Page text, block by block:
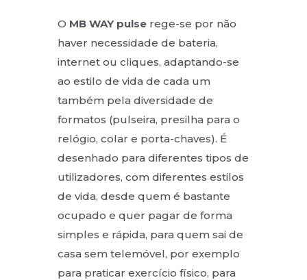
O MB WAY pulse rege-se por não
haver necessidade de bateria,
internet ou cliques, adaptando-se
ao estilo de vida de cada um
também pela diversidade de
formatos (pulseira, presilha para o
relógio, colar e porta-chaves). É
desenhado para diferentes tipos de
utilizadores, com diferentes estilos
de vida, desde quem é bastante
ocupado e quer pagar de forma
simples e rápida, para quem sai de
casa sem telemóvel, por exemplo
para praticar exercício físico, para